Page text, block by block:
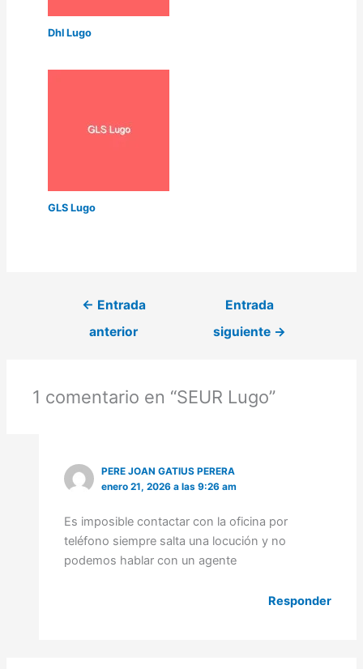
Dhl Lugo
GLS Lugo
← Entrada
anterior
Entrada
siguiente →
1 comentario en “SEUR Lugo”
PERE JOAN GATIUS PERERA
enero 21, 2026 a las 9:26 am
Es imposible contactar con la oficina por
teléfono siempre salta una locución y no
podemos hablar con un agente
Responder